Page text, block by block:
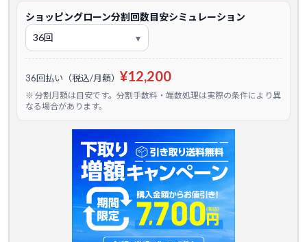
ショッピングローン分割回数目安シミュレーション
36回払い（税込/月額） ¥12,200
※ 分割月額は目安です。分割手数料・端数処理は実際の条件により異
なる場合があります。